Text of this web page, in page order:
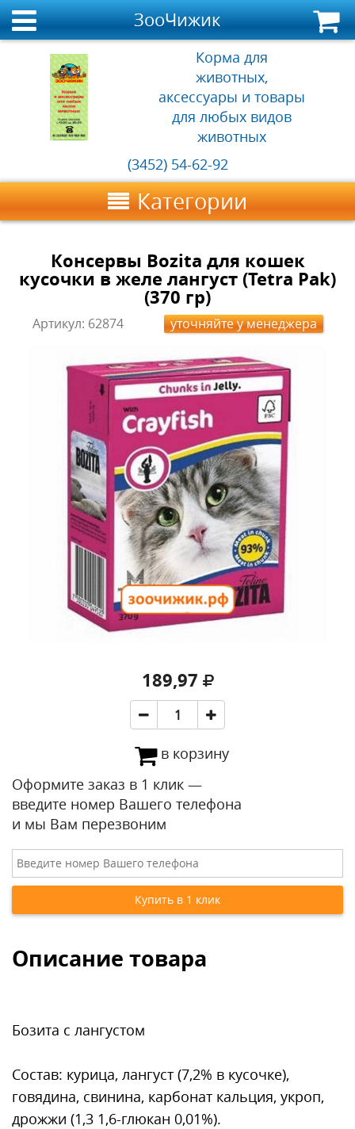
ЗооЧижик
Корма для
животных,
аксессуары и товары
для любых видов
животных
(3452) 54-62-92
Категории
Консервы Bozita для кошек
кусочки в желе лангуст (Tetra Pak)
(370 гр)
Артикул: 62874 уточняйте у менеджера
189,97
в корзину
Оформите заказ в 1 клик —
введите номер Вашего телефона
и мы Вам перезвоним
Описание товара
Бозита с лангустом
Состав: курица, лангуст (7,2% в кусочке),
говядина, свинина, карбонат кальция, укроп,
дрожжи (1,3 1,6-глюкан 0,01%).